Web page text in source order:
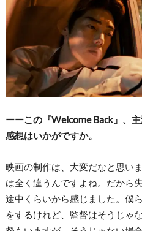
ーーこの『Welcome Back』、
感想はいかがですか。
映画の制作は、大変だなと思い
は全く違うんですよね。だから
途中くらいから感じました。僕
をするけれど、監督はそうじゃ